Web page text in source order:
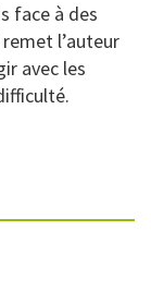
face à des
l’auteur
avec les